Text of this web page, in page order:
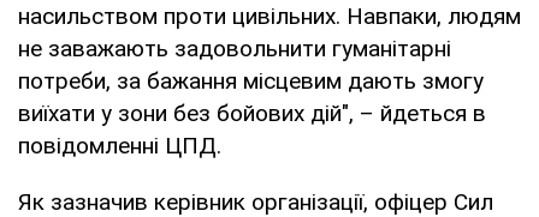
насильством проти цивільних. Навпаки, людям
не заважають задовольнити гуманітарні
потреби, за бажання місцевим дають змогу
виїхати у зони без бойових дій", – йдеться в
повідомленні ЦПД.
Як зазначив керівник організації, офіцер Сил